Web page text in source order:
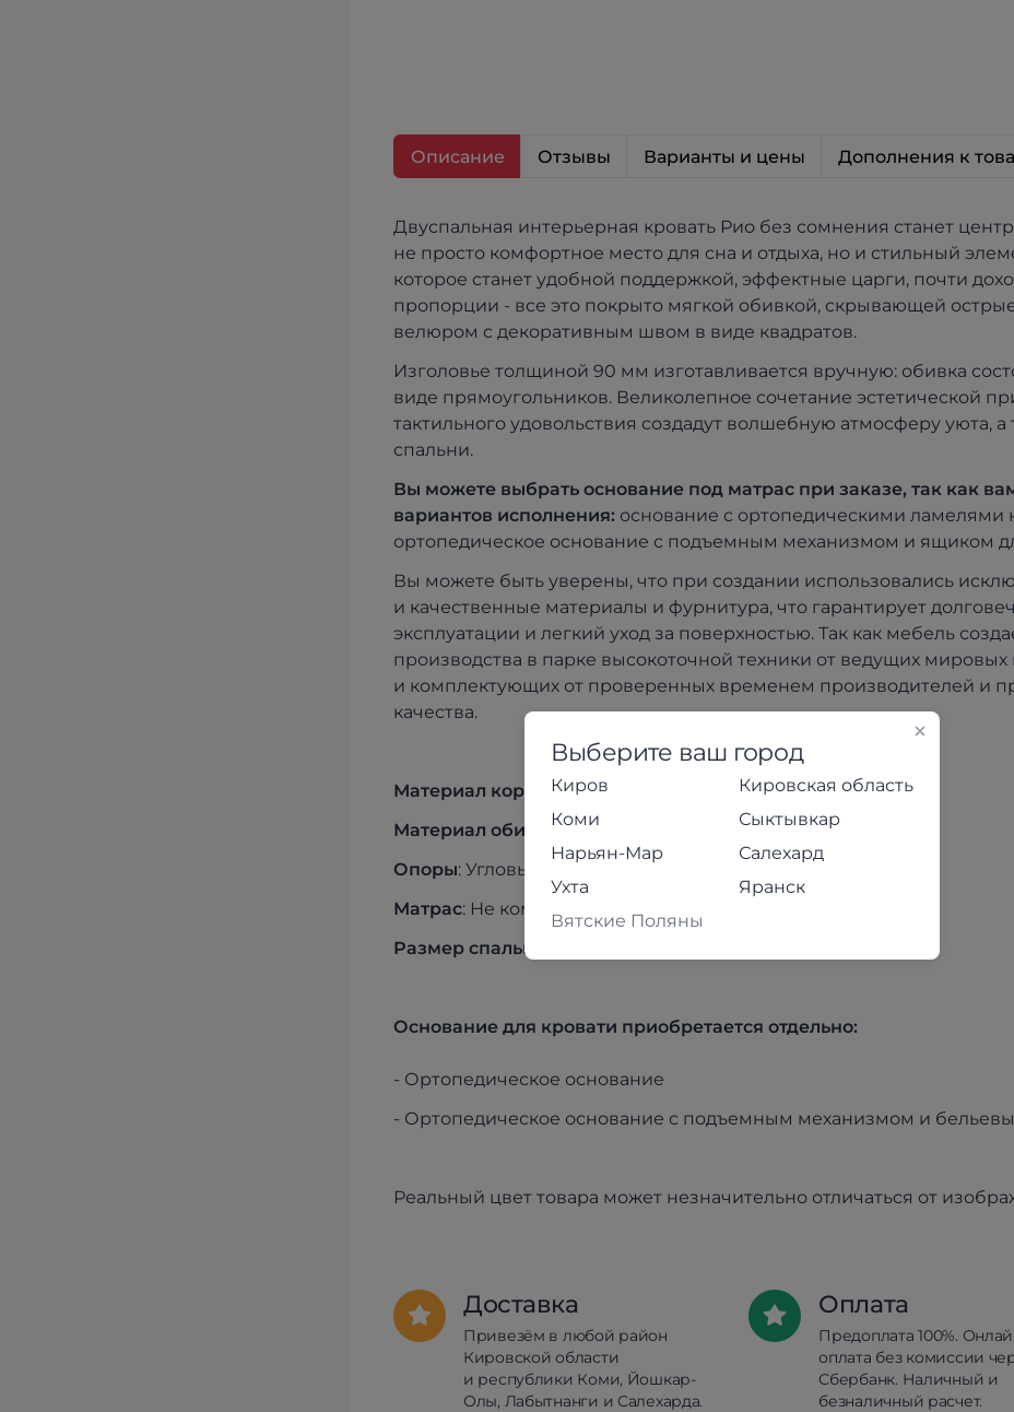
Описание Отзывы Варианты и цены Дополнения к
Двуспальная интерьерная кровать Рио без сомнения станет
не просто комфортное место для сна и отдыха, но и стильный
которое станет удобной поддержкой, эффектные царги, почти
пропорции - все это покрыто мягкой обивкой, скрывающей
велюром с декоративным швом в виде квадратов.
Изголовье толщиной 90 мм изготавливается вручную: обивка
виде прямоугольников. Великолепное сочетание эстетической
тактильного удовольствия создадут волшебную атмосферу уюта,
спальни.
Вы можете выбрать основание под матрас при заказе, так как
вариантов исполнения: основание с ортопедическими ламелями
ортопедическое основание с подъемным механизмом и ящиком
Вы можете быть уверены, что при создании использовались
и качественные материалы и фурнитура, что гарантирует
эксплуатации и легкий уход за поверхностью. Так как мебель
производства в парке высокоточной техники от ведущих
и комплектующих от проверенных временем производителей и
качества.
Материал корпуса: ЛДСП / Мягкая обивка
Материал обивки:Велюр, цвет Светло-серый
Опоры: Угловые опоры h=23мм, пластик
Матрас: Не комплектуется
Размер спального места
Основание для кровати приобретается отдельно:
- Ортопедическое основание
- Ортопедическое основание с подъемным механизмом и
Реальный цвет товара может незначительно отличаться от
Доставка
Привезём в любой район
Кировской области
и республики Коми, Йошкар-
Олы, Лабытнанги и Салехарда.
Оплата
Предоплата 100%.
оплата без комиссии
Сбербанк. Наличный и
безналичный расчет.
Выберите ваш город
Киров
Кировская область
Коми
Сыктывкар
Нарьян-Мар
Салехард
Ухта
Яранск
Вятские Поляны